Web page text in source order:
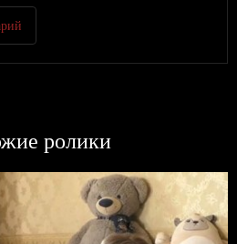
ролики